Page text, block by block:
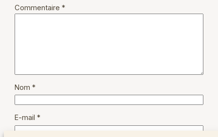
Commentaire*
Nom*
E-mail*